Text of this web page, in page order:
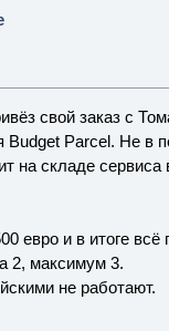
свой заказ с
Parcel. Не
складе
евро и в итоге
2, максимум 3.
не работают.